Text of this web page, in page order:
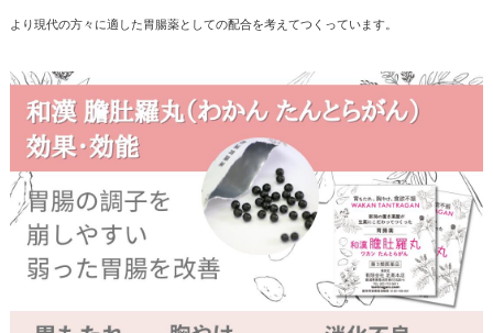
より現代の方々に適した胃腸薬としての配合を考えてつくっています。